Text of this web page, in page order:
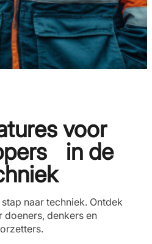
voor
in de
naar techniek. Ontdek
doeners, denkers en